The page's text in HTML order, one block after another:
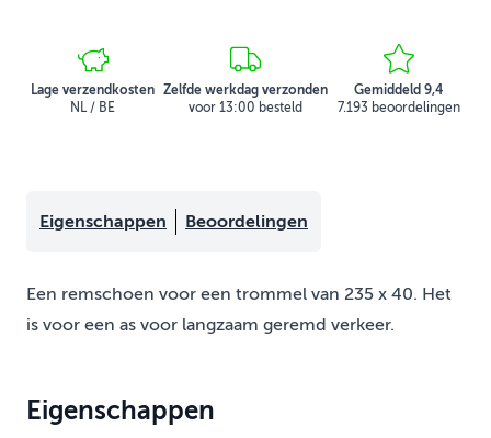
Lage verzendkosten
NL / BE
Zelfde werkdag verzonden
voor 13:00 besteld
Gemiddeld 9,4
7.193 beoordelingen
Eigenschappen Beoordelingen
Een remschoen voor een trommel van 235 x 40. Het
is voor een as voor langzaam geremd verkeer.
Eigenschappen